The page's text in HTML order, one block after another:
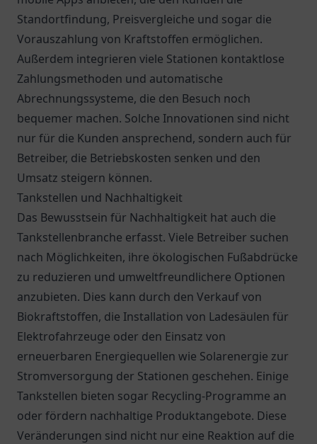
Standortfindung, Preisvergleiche und sogar die
Vorauszahlung von Kraftstoffen ermöglichen.
Außerdem integrieren viele Stationen kontaktlose
Zahlungsmethoden und automatische
Abrechnungssysteme, die den Besuch noch
bequemer machen. Solche Innovationen sind nicht
nur für die Kunden ansprechend, sondern auch für
Betreiber, die Betriebskosten senken und den
Umsatz steigern können.
Tankstellen und Nachhaltigkeit
Das Bewusstsein für Nachhaltigkeit hat auch die
Tankstellenbranche erfasst. Viele Betreiber suchen
nach Möglichkeiten, ihre ökologischen Fußabdrücke
zu reduzieren und umweltfreundlichere Optionen
anzubieten. Dies kann durch den Verkauf von
Biokraftstoffen, die Installation von Ladesäulen für
Elektrofahrzeuge oder den Einsatz von
erneuerbaren Energiequellen wie Solarenergie zur
Stromversorgung der Stationen geschehen. Einige
Tankstellen bieten sogar Recycling-Programme an
oder fördern nachhaltige Produktangebote. Diese
Veränderungen sind nicht nur eine Reaktion auf die